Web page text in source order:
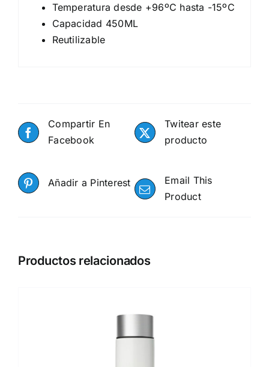
Temperatura desde +96ºC hasta -15ºC
Capacidad 450ML
Reutilizable
Compartir En
Facebook
Twitear este
producto
Añadir a Pinterest
Email This
Product
Productos relacionados